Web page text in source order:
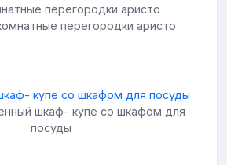
перегородки аристо
шкаф- купе со шкафом для
посуды